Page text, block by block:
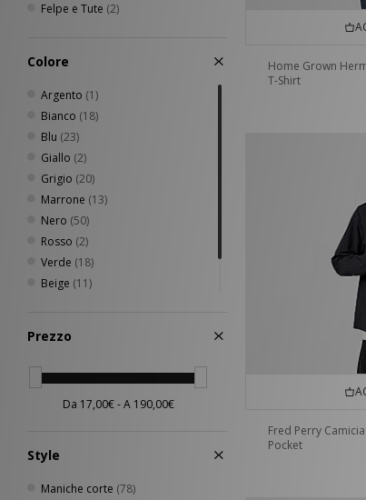
Felpe e Tute (2)
Colore
Argento (1)
Bianco (18)
Blu (23)
Giallo (2)
Grigio (20)
Marrone (13)
Nero (50)
Rosso (2)
Verde (18)
Beige (11)
Prezzo
Style
Maniche corte (78)
Home Grown
T-Shirt
Fred Perry
Pocket